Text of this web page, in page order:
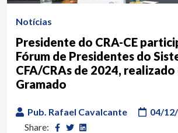
Notícias
Presidente do CRA-CE
Fórum de Presidentes do
CFA/CRAs de 2024, realizado
Gramado
Pub. Rafael Cavalcante
04/
Share: